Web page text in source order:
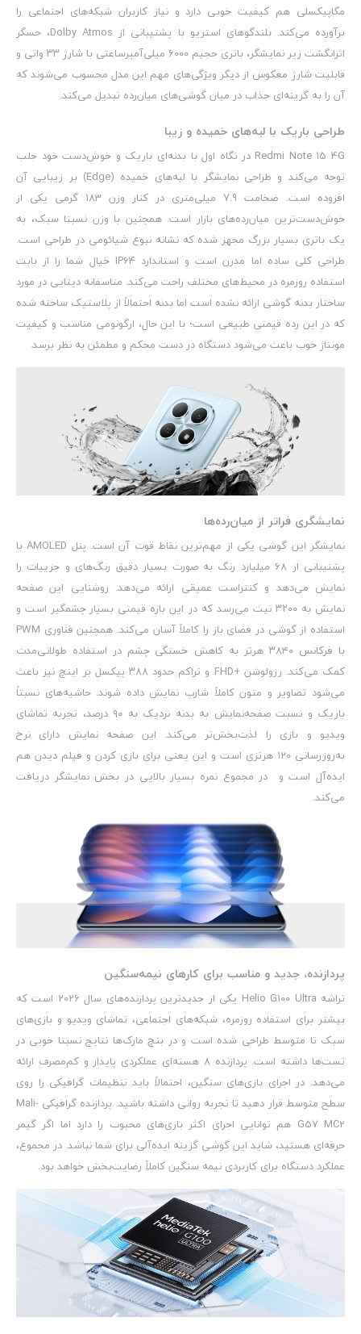
مگاپیکسلی هم کیفیت خوبی دارد و نیاز کاربران شبکه‌های اجتماعی را
برآورده می‌کند. بلندگوهای استریو با پشتیبانی از Dolby Atmos، حسگر
اثرانگشت زیر نمایشگر، باتری حجیم ۶۰۰۰ میلی‌آمپرساعتی با شارژ ۳۳ واتی و
قابلیت شارژ معکوس از دیگر ویژگی‌های مهم این مدل محسوب می‌شوند که
آن را به گزینه‌ای جذاب در میان گوشی‌های میان‌رده تبدیل می‌کند.
طراحی باریک با لبه‌های خمیده و زیبا
Redmi Note 15 4G در نگاه اول با بدنه‌ای باریک و خوش‌دست خود جلب
توجه می‌کند و طراحی نمایشگر با لبه‌های خمیده (Edge) بر زیبایی آن
افزوده است. ضخامت 7.9 میلی‌متری در کنار وزن 183 گرمی یکی از
خوش‌دست‌ترین میان‌رده‌های بازار است. همچنین با وزن نسبتا سبک، به
یک باتری بسیار بزرگ مجهز شده که نشانه نبوغ شیائومی در طراحی است.
طراحی کلی ساده اما مدرن است و استاندارد IP64 خیال شما را از بابت
استفاده روزمره در محیط‌های مختلف راحت می‌کند. متاسفانه دیتایی در مورد
ساختار بدنه گوشی ارائه نشده است اما بدنه احتمالاً از پلاستیک ساخته شده
که در این رده قیمتی طبیعی است؛ با این حال، ارگونومی مناسب و کیفیت
مونتاژ خوب باعث می‌شود دستگاه در دست محکم و مطمئن به نظر برسد.
نمایشگری فراتر از میان‌رده‌ها
نمایشگر این گوشی یکی از مهم‌ترین نقاط قوت آن است. پنل AMOLED با
پشتیبانی از 68 میلیارد رنگ‌ به صورت بسیار دقیق رنگ‌های و جزییات را
نمایش می‌دهد و کنتراست عمیقی ارائه می‌دهد. روشنایی این صفحه
نمایش به ۳۲۰۰ نیت می‌رسد که در این بازه قیمتی بسیار چشمگیر است و
استفاده از گوشی در فضای باز را کاملاً آسان می‌کند. همچنین فناوری PWM
با فرکانس ۳۸۴۰ هرتز به کاهش خستگی چشم در استفاده طولانی‌مدت
کمک می‌کند. رزولوشن +FHD و تراکم حدود ۳۸۸ پیکسل بر اینچ نیز باعث
می‌شود تصاویر و متون کاملاً شارپ نمایش داده شوند. حاشیه‌های نسبتاً
باریک و نسبت صفحه‌نمایش به بدنه نزدیک به ۹۰ درصد، تجربه تماشای
ویدیو و بازی را لذت‌بخش‌تر می‌کند. این صفحه نمایش دارای نرخ
به‌روزرسانی 120 هرتزی است و این یعنی برای بازی کردن و فیلم دیدن هم
ایده‌آل است و در مجموع نمره بسیار بالایی در بخش نمایشگر دریافت
می‌کند.
پردازنده، جدید و مناسب برای کارهای نیمه‌سنگین
تراشه Helio G100 Ultra یکی از جدیدترین پردازنده‌های سال 2026 است که
بیشتر برای استفاده روزمره، شبکه‌های اجتماعی، تماشای ویدیو و بازی‌های
سبک تا متوسط طراحی شده است و در بنچ مارک‌ها نتایج نسبتا خوبی در
تست‌ها داشته است. پردازنده 8 هسته‌ای عملکردی پایدار و کم‌مصرف ارائه
می‌دهد. در اجرای بازی‌های سنگین، احتمالاً باید تنظیمات گرافیکی را روی
سطح متوسط قرار دهید تا تجربه روانی داشته باشید. پردازنده گرافیکی Mali-
G57 MC2 هم توانایی اجرای اکثر بازی‌های محبوب را دارد اما اگر گیمر
حرفه‌ای هستید، شاید این گوشی گزینه ایده‌آلی برای شما نباشد. در مجموع،
عملکرد دستگاه برای کاربردی نیمه سنگین کاملاً رضایت‌بخش خواهد بود.